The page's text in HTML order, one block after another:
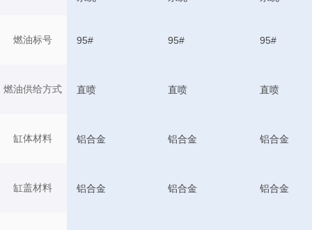
燃油标号
燃油供给方式
缸体材料
缸盖材料
95# 95# 95#
直喷 直喷 直喷
铝合金 铝合金 铝合金
铝合金 铝合金 铝合金